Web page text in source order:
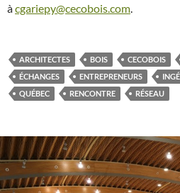
àcgariepy@cecobois.com
ARCHITECTES BOIS CECOBOIS
ÉCHANGES
ENTREPRENEURS
QUÉBEC
RENCONTRE RÉSEAU